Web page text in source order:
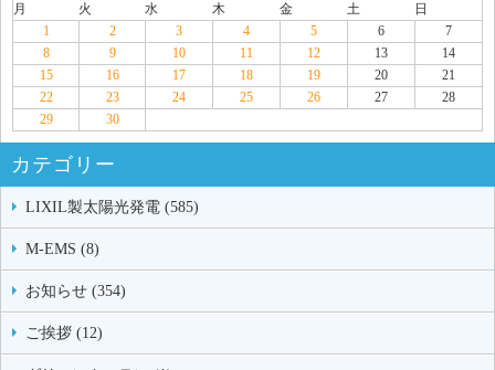
月
火 水 木 金 土
日
1
2 3 4 5 6
7
8
9 10 11 12 13
14
15
16 17 18 19 20
21
22
23 24 25 26 27
28
29
30
カテゴリー
LIXIL製太陽光発電 (585)
M-EMS (8)
お知らせ (354)
ご挨拶 (12)